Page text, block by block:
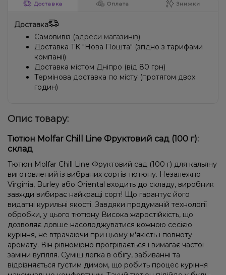
Доставка Оплата Знижки
Доставка
Самовивіз (адреси магазинів)
Доставка ТК "Нова Пошта" (згідно з тарифами
компанії)
Доставка містом Дніпро (від 80 грн)
Термінова доставка по місту (протягом двох
годин)
Опис товару:
Тютюн Molfar Chill Line Фруктовий сад (100 г):
склад
Тютюн Molfar Chill Line Фруктовий сад (100 г) для кальяну
виготовлений із вибраних сортів тютюну. Незалежно
Virginia, Burley або Oriental входить до складу, виробник
завжди вибирає найкращі сорт! Що гарантує його
видатні курильні якості. Завдяки продуманій технології
обробки, у цього тютюну Висока жаростійкість, що
дозволяє довше насолоджуватися кожною сесією
куріння, не втрачаючи при цьому м'якість і повноту
аромату. Він рівномірно прогрівається і вимагає частої
заміни вугілля. Суміш легка в обігу, забиванні та
відрізняється густим димом, що робить процес куріння